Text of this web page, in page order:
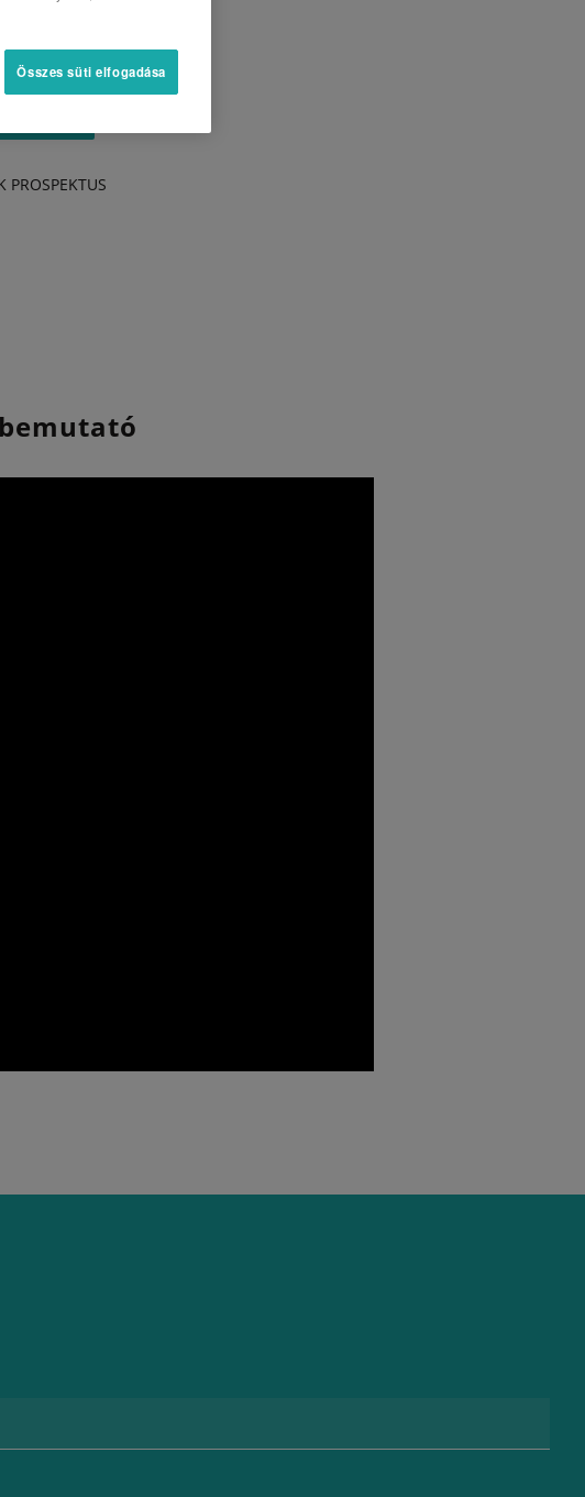
PROSPEKTUS
Összes süti elfogadása